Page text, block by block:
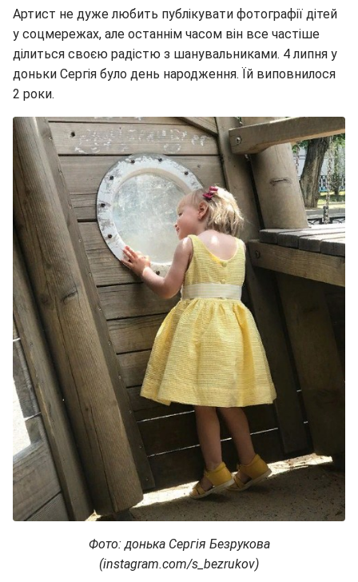
Артист не дуже любить публікувати фотографії дітей
у соцмережах, але останнім часом він все частіше
ділиться своєю радістю з шанувальниками. 4 липня у
доньки Сергія було день народження. Їй виповнилося
2 роки.
Фото: донька Сергія Безрукова
(instagram.com/s_bezrukov)